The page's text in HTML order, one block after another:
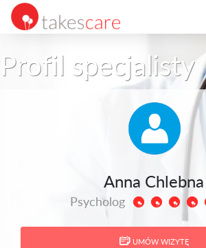
Profil specjalisty
Anna Chlebna
Psycholog
UMÓW WIZYTĘ